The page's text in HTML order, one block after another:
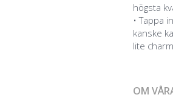
högsta
• Tappa
kanske
lite
OM